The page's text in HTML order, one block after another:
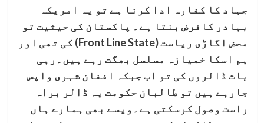
جہاد کا کفارہ ادا کرنا ہے تو یہ امریکہ
بہادر کافرض بنتا ہے۔ پاکستان کی حیثیت تو
محض اگاڑی ریاست (Front Line State) کی تھی اور
ہم اسکا خمیازہ مسلسل بھگت رہے ہیں۔رہی
بات ڈالروں کی تو اب جبکہ افغان شہری واپس
جارہے ہیں تو طالبان حکومت یہ ڈالر براہ
راست وصول کرسکتی ہے۔ویسے بھی ہمارے ہاں